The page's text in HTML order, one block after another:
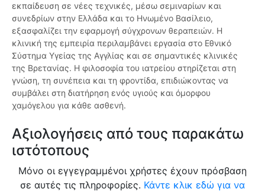
εκπαίδευση σε νέες τεχνικές, μέσω σεμιναρίων και
συνεδρίων στην Ελλάδα και το Ηνωμένο Βασίλειο,
εξασφαλίζει την εφαρμογή σύγχρονων θεραπειών. Η
κλινική της εμπειρία περιλαμβάνει εργασία στο Εθνικό
Σύστημα Υγείας της Αγγλίας και σε σημαντικές κλινικές
της Βρετανίας. Η φιλοσοφία του ιατρείου στηρίζεται στη
γνώση, τη συνέπεια και τη φροντίδα, επιδιώκοντας να
συμβάλει στη διατήρηση ενός υγιούς και όμορφου
χαμόγελου για κάθε ασθενή.
Αξιολογήσεις από τους παρακάτω
ιστότοπους
Μόνο οι εγγεγραμμένοι χρήστες έχουν πρόσβαση
σε αυτές τις πληροφορίες. Κάντε κλικ εδώ για να